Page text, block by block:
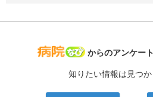
病院なび
からのアンケー
知りたい情報は見つ